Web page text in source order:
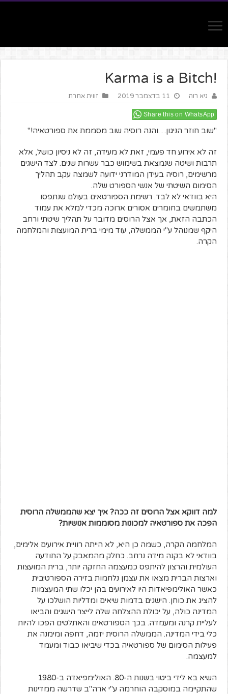
!Karma is a Bitch
גיא רוה 11 בדצמבר 2019 זווית אחרת
Share this on WhatsApp
"שוב חוזר הניגון…והנה רוסיה שוב מסממת את ספורטאיה!"
זה לא אירוע חד פעמי, זאת לא מעידה, זה לא ניסיון כושל, אלא
תרבות ושיטה שנמצאת בשימוש כבר עשרות שנים. לצד הישגים
מרשימים, רוסיה בעידן המודרני ידועה לשמצה עקב תהליך
הסימום השיטתי של אנשי הספורט שלה.
היא בוודאי לא לבד. רשימת הספורטאים בעולם שנתפסו
משתמשים בחומרים אסורים ארוכה מכדי למלא את עמוד
הכתבה הזאת, אך אצל הרוסים מדובר על תהליך שיטתי ורחב
היקף שמנוהל ע"י הממשלה, עוד מימי ברית המועצות והמלחמה
הקרה.
למה דווקא אצל הרוסים זה ככה? איך יצא שהממשלה הרוסית
הפכה את ספורטאיה למכונות מסוממות אנושיות?
המלחמה הקרה, כשמה כן היא, לא הייתה רוויית אירועים אלימים,
בוודאי לא בקנה מידה נרחב. כחלק מהמאבק על התודעה
העולמית והרצון להיתפס כמעצמה החזקה יותר, ברית המועצות
וארצות הברית מצאו את עצמן נלחמות בזירה הספורטיבית
כאשר האולימפיאדות היו לאירועים בהן יכלו שתי המעצמות
להציג את כוחן. הישגים בדמות שיאים ומדליות הושלכו על
המדינה כולה, על יכולת ההצלחה שלה לייצר הישגים והביאו
לעליית קרנה ומעמדה. בכך הספורטאים והאתלטים הפכו להיות
כלי בידי המדינה. הממשלה הרוסית יזמה, דחפה ומימנה את
פעילות הסימום של ספורטאיה בכדי שיביאו כבוד ומעמד
למעצמה.
השיא בא לידי ביטוי בשנות ה-80. האולימפיאדה ב-1980
שהתקיימה במוסקבה הוחרמה ע"י ארה"ב שדרשה ממדינות